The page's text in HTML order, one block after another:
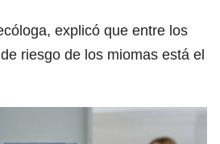
explicó que entre los
riesgo de los miomas está el